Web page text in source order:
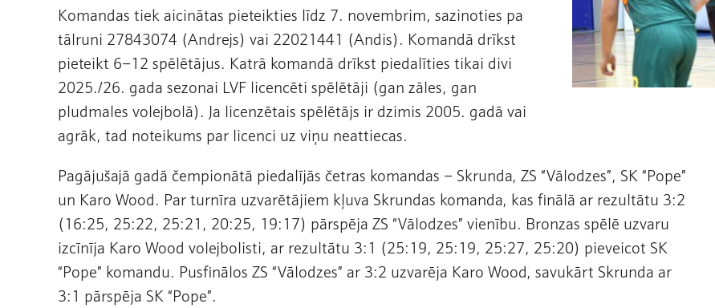
Komandas tiek aicinātas pieteikties līdz 7. novembrim, sazinoties pa
tālruni 27843074 (Andrejs) vai 22021441 (Andis). Komandā drīkst
pieteikt 6–12 spēlētājus. Katrā komandā drīkst piedalīties tikai divi
2025./26. gada sezonai LVF licencēti spēlētāji (gan zāles, gan
pludmales volejbolā). Ja licenzētais spēlētājs ir dzimis 2005. gadā vai
agrāk, tad noteikums par licenci uz viņu neattiecas.
Pagājušajā gadā čempionātā piedalījās četras komandas – Skrunda, ZS “Vālodzes”, SK “Pope”
un Karo Wood. Par turnīra uzvarētājiem kļuva Skrundas komanda, kas finālā ar rezultātu 3:2
(16:25, 25:22, 25:21, 20:25, 19:17) pārspēja ZS “Vālodzes” vienību. Bronzas spēlē uzvaru
izcīnīja Karo Wood volejbolisti, ar rezultātu 3:1 (25:19, 25:19, 25:27, 25:20) pieveicot SK
“Pope” komandu. Pusfinālos ZS “Vālodzes” ar 3:2 uzvarēja Karo Wood, savukārt Skrunda ar
3:1 pārspēja SK “Pope”.